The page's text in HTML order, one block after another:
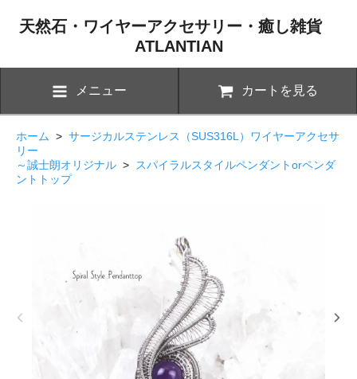
天然石・ワイヤーアクセサリー・癒し雑貨
ATLANTIAN
メニュー カートを見る
ホーム > サージカルステンレス（SUS316L）ワイヤーアクセサ
リー
～誠士朗オリジナル >
スパイラルスタイルペンダントorペンダ
ントトップ